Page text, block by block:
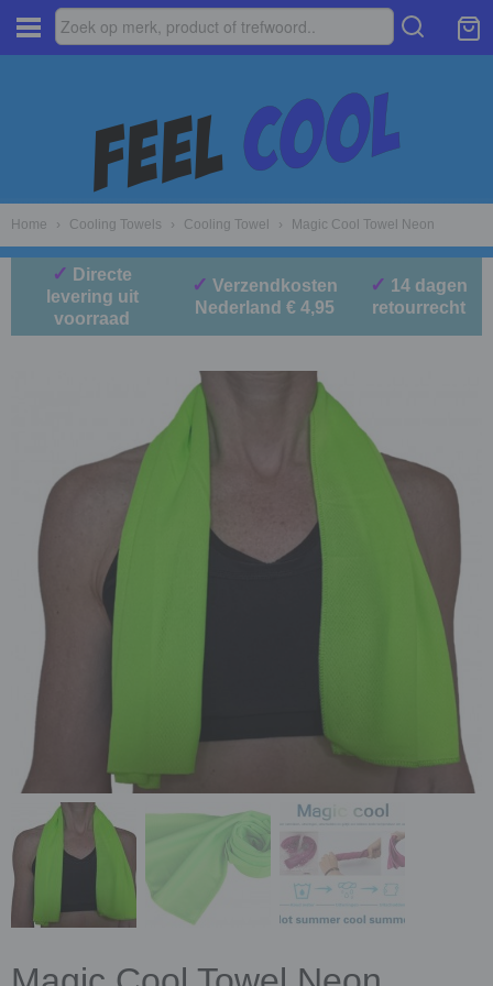
Home › Cooling Towels › Cooling Towel › Magic Cool Towel Neon
✓ Directe
levering uit
voorraad
✓ Verzendkosten
Nederland € 4,95
✓ 14 dagen
retourrecht